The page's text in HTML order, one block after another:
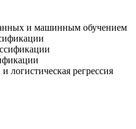
и машинным обучением
логистическая регрессия